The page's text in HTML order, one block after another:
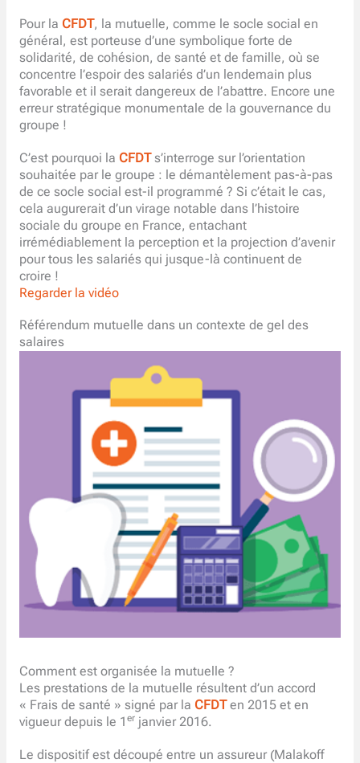
Pour la CFDT, la mutuelle, comme le socle social en
général, est porteuse d’une symbolique forte de
solidarité, de cohésion, de santé et de famille, où se
concentre l’espoir des salariés d’un lendemain plus
favorable et il serait dangereux de l’abattre. Encore une
erreur stratégique monumentale de la gouvernance du
groupe !
C’est pourquoi la CFDT s’interroge sur l’orientation
souhaitée par le groupe : le démantèlement pas-à-pas
de ce socle social est-il programmé ? Si c’était le cas,
cela augurerait d’un virage notable dans l’histoire
sociale du groupe en France, entachant
irrémédiablement la perception et la projection d’avenir
pour tous les salariés qui jusque-là continuent de
croire !
Regarder la vidéo
Référendum mutuelle dans un contexte de gel des
salaires
Comment est organisée la mutuelle ?
Les prestations de la mutuelle résultent d’un accord
« Frais de santé » signé par la CFDTen 2015 et en
vigueur depuis le 1 erjanvier 2016.
Le dispositif est découpé entre un assureur (Malakoff